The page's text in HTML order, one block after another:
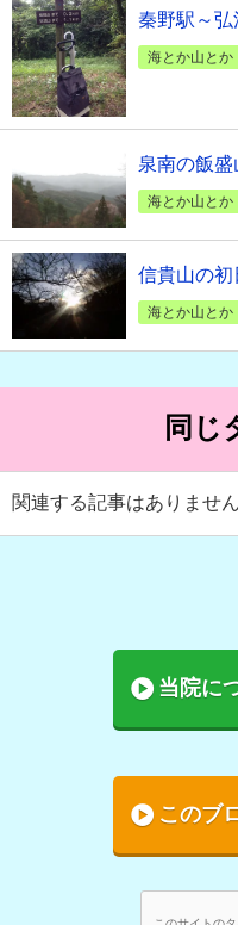
秦野駅～
海とか山とか
泉南の飯
海とか山とか
信貴山の初
海とか山とか
同じ
関連する記事はありません
当院に
このブ